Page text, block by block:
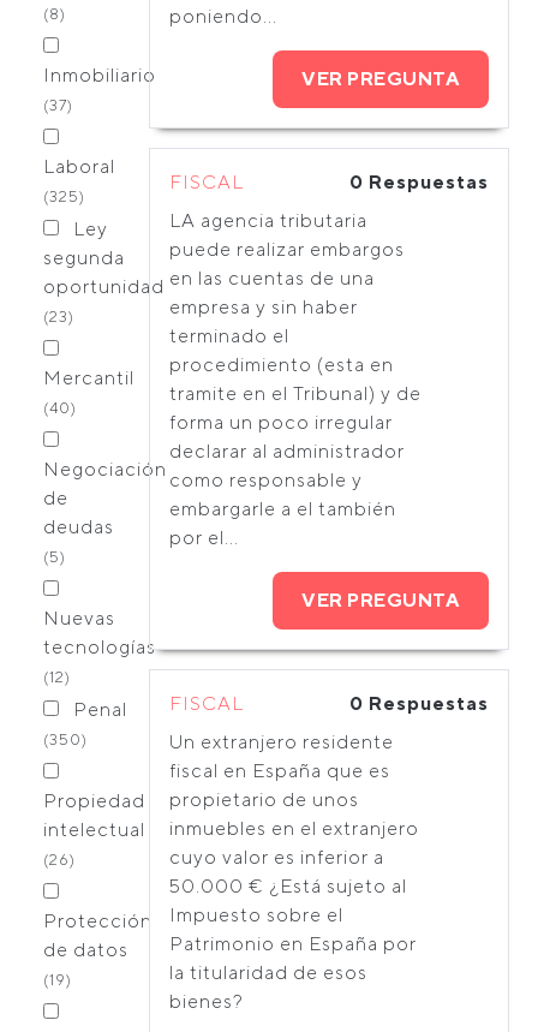
(8)
Inmobiliario
(37)
Laboral
(325)
Ley
segunda
oportunidad
(23)
Mercantil
(40)
Negociación
de
deudas
(5)
Nuevas
tecnologías
(12)
Penal
(350)
Propiedad
intelectual
(26)
Protección
de datos
(19)
poniendo...
VER PREGUNTA
FISCAL
0 Respuestas
LA agencia tributaria
puede realizar embargos
en las cuentas de una
empresa y sin haber
terminado el
procedimiento (esta en
tramite en el Tribunal) y de
forma un poco irregular
declarar al administrador
como responsable y
embargarle a el también
por el...
VER PREGUNTA
FISCAL
0 Respuestas
Un extranjero residente
fiscal en España que es
propietario de unos
inmuebles en el extranjero
cuyo valor es inferior a
50.000 € ¿Está sujeto al
Impuesto sobre el
Patrimonio en España por
la titularidad de esos
bienes?